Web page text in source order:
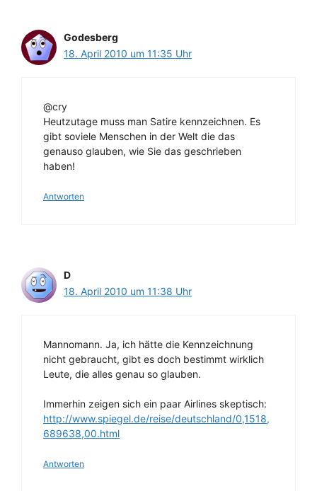
Godesberg
18. April 2010 um 11:35 Uhr
@cry
Heutzutage muss man Satire kennzeichnen. Es
gibt soviele Menschen in der Welt die das
genauso glauben, wie Sie das geschrieben
haben!
Antworten
D
18. April 2010 um 11:38 Uhr
Mannomann. Ja, ich hätte die Kennzeichnung
nicht gebraucht, gibt es doch bestimmt wirklich
Leute, die alles genau so glauben.
Immerhin zeigen sich ein paar Airlines skeptisch:
http://www.spiegel.de/reise/deutschland/0,1518,
689638,00.html
Antworten